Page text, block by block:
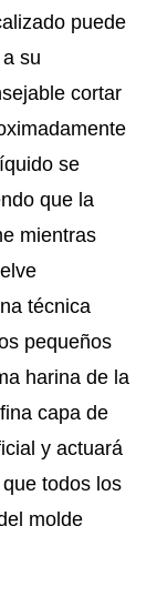
puede
su
cortar
se
que la
mientras
técnica
pequeños
harina de la
capa de
y actuará
todos los
molde